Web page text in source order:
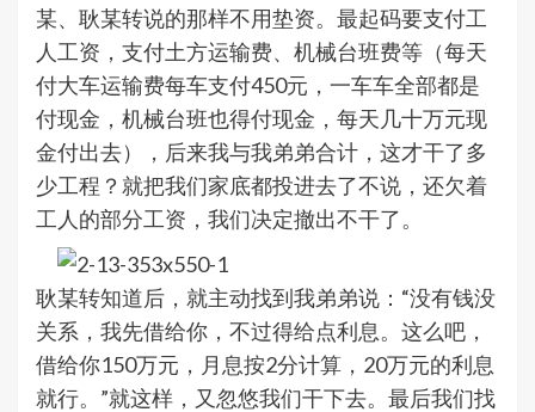
某、耿某转说的那样不用垫资。最起码要支付工
人工资，支付土方运输费、机械台班费等（每天
付大车运输费每车支付450元，一车车全部都是
付现金，机械台班也得付现金，每天几十万元现
金付出去），后来我与我弟弟合计，这才干了多
少工程？就把我们家底都投进去了不说，还欠着
工人的部分工资，我们决定撤出不干了。
耿某转知道后，就主动找到我弟弟说：“没有钱没
关系，我先借给你，不过得给点利息。这么吧，
借给你150万元，月息按2分计算，20万元的利息
就行。”就这样，又忽悠我们干下去。最后我们找